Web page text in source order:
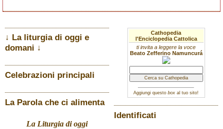
↓ La liturgia di oggi e
domani ↓
Celebrazioni principali
La Parola che ci alimenta
La Liturgia di oggi
Cathopedia
l'Enciclopedia Cattolica
ti invita a leggere la voce
Beato Zefferino Namuncurá
Aggiungi questo box al tuo sito!
Identificati